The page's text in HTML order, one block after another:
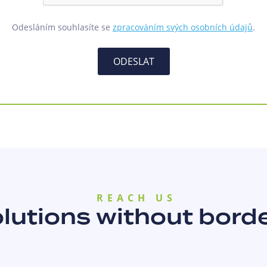
Odesláním souhlasíte se zpracováním svých osobních údajů.
ODESLAT
REACH US
without